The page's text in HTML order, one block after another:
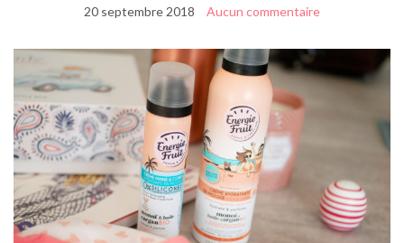
20 septembre 2018 Aucun commentaire